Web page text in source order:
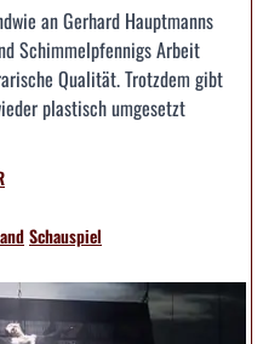
an Gerhard Hauptmanns
Schimmelpfennigs Arbeit
Qualität. Trotzdem gibt
plastisch umgesetzt
Schauspiel